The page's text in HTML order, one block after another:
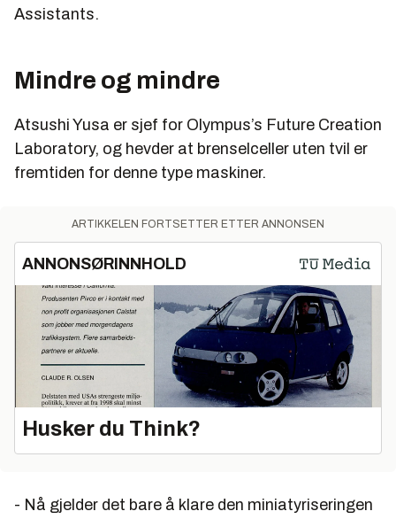
Assistants.
Mindre og mindre
Atsushi Yusa er sjef for Olympus’s Future Creation
Laboratory, og hevder at brenselceller uten tvil er
fremtiden for denne type maskiner.
ARTIKKELEN FORTSETTER ETTER ANNONSEN
ANNONSØRINNHOLD
Husker du Think?
- Nå gjelder det bare å klare den miniatyriseringen